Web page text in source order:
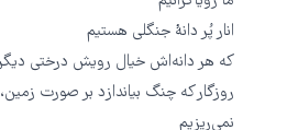
انار پُر دانهٔ جنگلی هستیم
که هر دانه‌اش خیال رویش درختی
روزگار که چنگ بیاندازد بر صورت
نمی‌ریزیم